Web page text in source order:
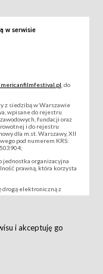
w serwisie
, do
z siedzibą w Warszawie
wpisane do rejestru
fundacji oraz
i do rejestru
dla m.st. Warszawy, XII
pod numerem KRS:
jednostka organizacyjna
prawną, która korzysta
drogą elektroniczną z
i akceptuję go